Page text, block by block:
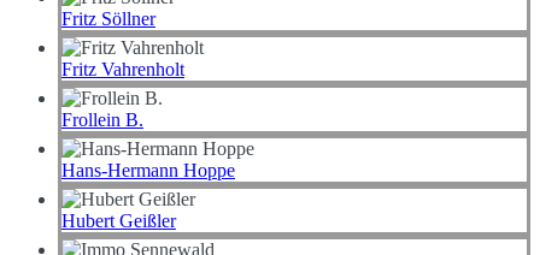
Fritz Söllner
Fritz Vahrenholt
Frollein B.
Hans-Hermann Hoppe
Hubert Geißler